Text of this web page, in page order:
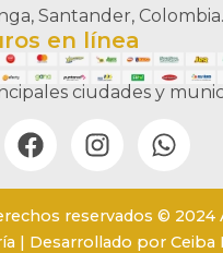
Santander, Colombia.
en línea
ciudades y
reservados © 2024
| Desarrollado por Ceiba